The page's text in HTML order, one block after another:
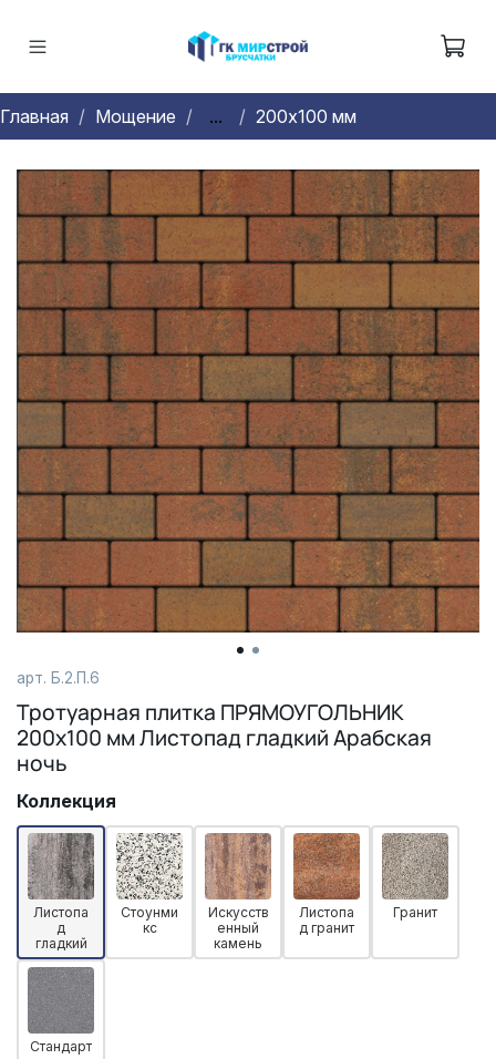
Главная Мощение ... 200х100 мм
арт. Б.2.П.6
Тротуарная плитка ПРЯМОУГОЛЬНИК
200x100 мм Листопад гладкий Арабская
ночь
Коллекция
Листопа
д
гладкий
Стоунми
кс
Искусств
енный
камень
Листопа
д гранит
Гранит
Стандарт